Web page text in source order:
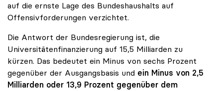
auf die ernste Lage des Bundeshaushalts auf
Offensivforderungen verzichtet.
Die Antwort der Bundesregierung ist, die
Universitätenfinanzierung auf 15,5 Milliarden zu
kürzen. Das bedeutet ein Minus von sechs Prozent
gegenüber der Ausgangsbasis und ein Minus von 2,5
Milliarden oder 13,9 Prozent gegenüber dem